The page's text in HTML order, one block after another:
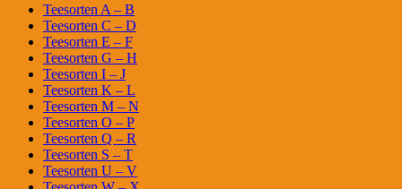
Teesorten A – B
Teesorten C – D
Teesorten E – F
Teesorten G – H
Teesorten I – J
Teesorten K – L
Teesorten M – N
Teesorten O – P
Teesorten Q – R
Teesorten S – T
Teesorten U – V